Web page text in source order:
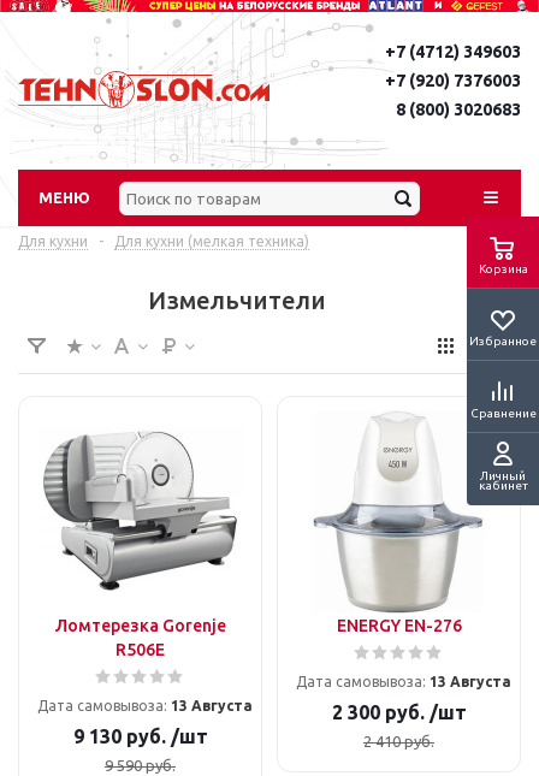
Корзина
Избранное
Сравнение
Личный
кабинет
+7 (4712) 349603
+7 (920) 7376003
8 (800) 3020683
МЕНЮ
Для кухни - Для кухни (мелкая техника)
Измельчители
Ломтерезка Gorenje
R506E
Дата самовывоза: 13 Августа
9 130руб. /шт
9 590руб.
ENERGY EN-276
Дата самовывоза: 13 Августа
2 300руб. /шт
2 410руб.